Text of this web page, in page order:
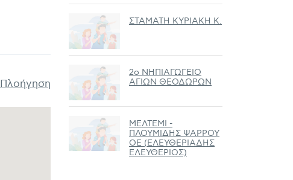
Πλοήγηση
ΣΤΑΜΑΤΗ ΚΥΡΙΑΚΗ Κ.
2ο ΝΗΠΙΑΓΩΓΕΙΟ
ΑΓΙΩΝ ΘΕΟΔΩΡΩΝ
ΜΕΛΤΕΜΙ -
ΠΛΟΥΜΙΔΗΣ ΨΑΡΡΟΥ
ΟΕ (ΕΛΕΥΘΕΡΙΑΔΗΣ
ΕΛΕΥΘΕΡΙΟΣ)